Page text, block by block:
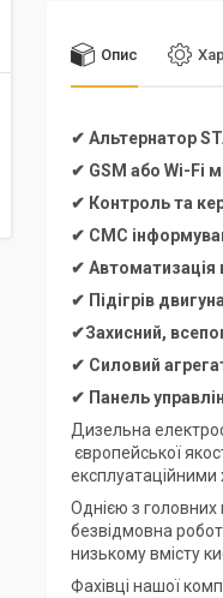
Опис
✔ Альтернатор
✔ GSM або Wi-Fi
✔ Контроль та
✔ СМС
✔ Автоматизація
✔ Підігрів
✔Захисний,
✔ Силовий
✔ Панель
Дизельна
європейської
експлуатаційними
Однією з головних
безвідмовна
низькому вмісту
Фахівці нашої